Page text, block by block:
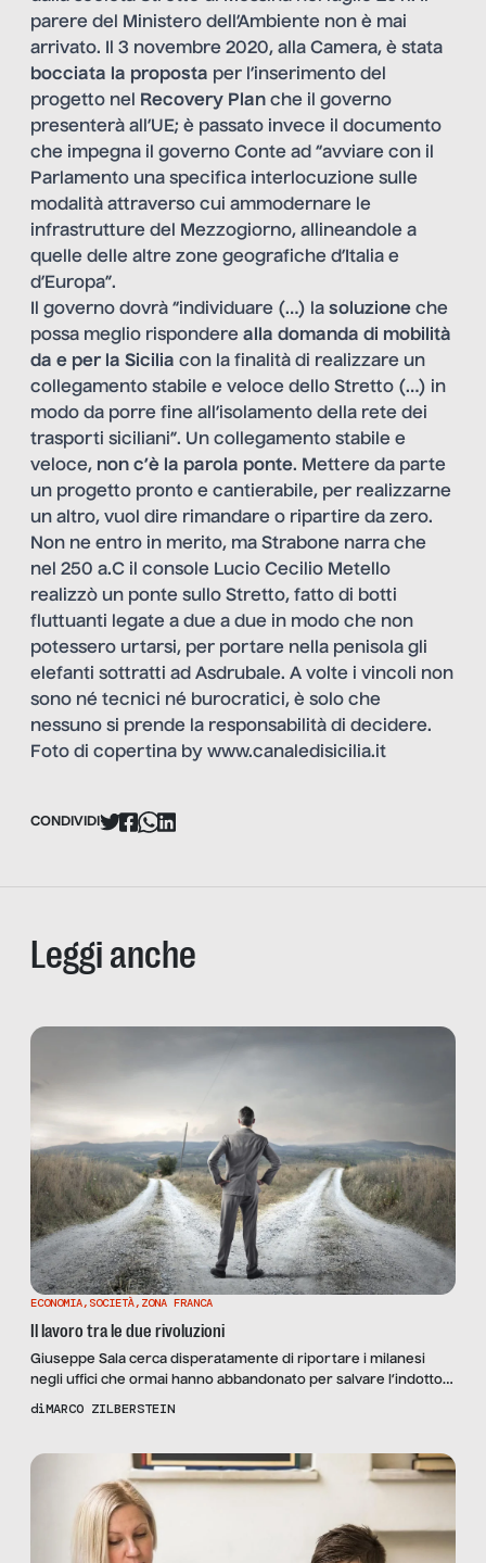
parere del Ministero dell’Ambiente non è mai
arrivato. Il 3 novembre 2020, alla Camera, è stata
bocciata la proposta per l’inserimento del
progetto nel
Recovery Plan che il governo
presenterà all’UE; è passato invece il documento
che impegna il governo Conte ad “avviare con il
Parlamento una specifica interlocuzione sulle
modalità attraverso cui ammodernare le
infrastrutture del Mezzogiorno, allineandole a
quelle delle altre zone geografiche d’Italia e
d’Europa”.
Il governo dovrà “individuare (…) la soluzione che
possa meglio rispondere alla domanda di mobilità
da e per la Sicilia con la finalità di realizzare un
collegamento stabile e veloce dello Stretto (…) in
modo da porre fine all’isolamento della rete dei
trasporti siciliani”. Un collegamento stabile e
veloce, non c’è la parola ponte. Mettere da parte
un progetto pronto e cantierabile, per realizzarne
un altro, vuol dire rimandare o ripartire da zero.
Non ne entro in merito, ma Strabone narra che
nel 250 a.C il console Lucio Cecilio Metello
realizzò un ponte sullo Stretto, fatto di botti
fluttuanti legate a due a due in modo che non
potessero urtarsi, per portare nella penisola gli
elefanti sottratti ad Asdrubale. A volte i vincoli non
sono né tecnici né burocratici, è solo che
nessuno si prende la responsabilità di decidere.
Foto di copertina by www.canaledisicilia.it
CONDIVIDI
Leggi anche
ECONOMIA, SOCIETÀ, ZONA FRANCA
Il lavoro tra le due rivoluzioni
Giuseppe Sala cerca disperatamente di riportare i milanesi
negli uffici che ormai hanno abbandonato per salvare l’indotto
del nostro mal lavorare: ristoranti e trasporti sono i primi e più
vivo, la musica è simile: […]
diMARCO ZILBERSTEIN